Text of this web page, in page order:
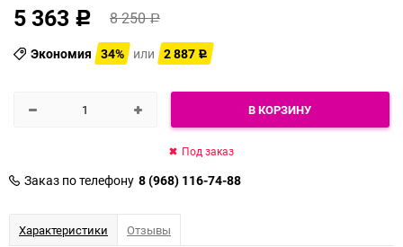
5 363 Р 8 250Р
Экономия 34% или 2 887 Р
В КОРЗИНУ
Под заказ
Заказ по телефону 8 (968) 116-74-88
Характеристики Отзывы